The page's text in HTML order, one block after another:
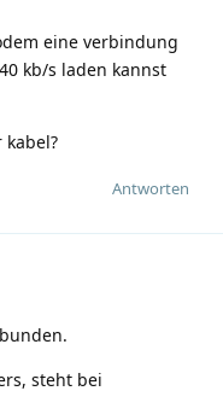
eine verbindung
kb/s laden kannst
Antworten
steht bei